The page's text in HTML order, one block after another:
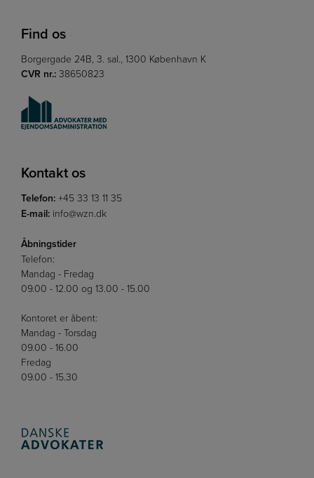
Find os
Borgergade 24B, 3. sal., 1300 København K
CVR nr.: 38650823
Kontakt os
Telefon: +45 33 13 11 35
E-mail: info@wzn.dk
Åbningstider
Telefon:
Mandag - Fredag
09.00 - 12.00 og 13.00 - 15.00
Kontoret er åbent:
Mandag - Torsdag
09.00 - 16.00
Fredag
09.00 - 15.30